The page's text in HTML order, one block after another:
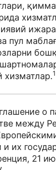
бўйича
Лотин
Г Ғ
О П
Ү Ф
ижара
пул
хизматлар.1
о
между
их
21